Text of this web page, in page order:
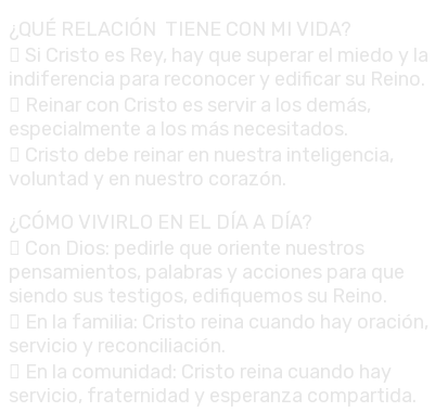
¿QUÉ RELACIÓN TIENE CON MI VIDA?
 Si Cristo es Rey, hay que superar el miedo y la
indiferencia para reconocer y edificar su Reino.
 Reinar con Cristo es servir a los demás,
especialmente a los más necesitados.
 Cristo debe reinar en nuestra inteligencia,
voluntad y en nuestro corazón.
¿CÓMO VIVIRLO EN EL DÍA A DÍA?
 Con Dios: pedirle que oriente nuestros
pensamientos, palabras y acciones para que
siendo sus testigos, edifiquemos su Reino.
 En la familia: Cristo reina cuando hay oración,
servicio y reconciliación.
 En la comunidad: Cristo reina cuando hay
servicio, fraternidad y esperanza compartida.